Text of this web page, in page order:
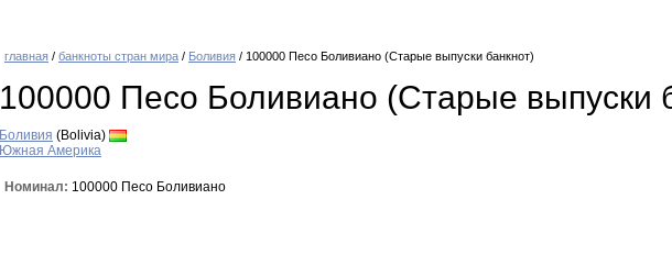
главная / банкноты стран мира / Боливия / 100000 Песо Боливиано (Старые выпуски банкнот)
100000 Песо Боливиано (Старые выпуски
Боливия (Bolivia)
Южная Америка
Номинал: 100000 Песо Боливиано